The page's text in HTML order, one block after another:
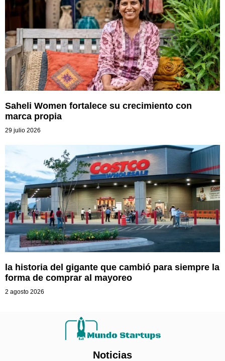
Saheli Women fortalece su crecimiento con
marca propia
29 julio 2026
la historia del gigante que cambió para siempre la
forma de comprar al mayoreo
2 agosto 2026
Noticias